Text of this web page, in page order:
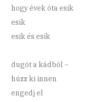
hogy évek óta esik
esik
esik és esik
dugót a kádból –
húzz ki innen
engedj el